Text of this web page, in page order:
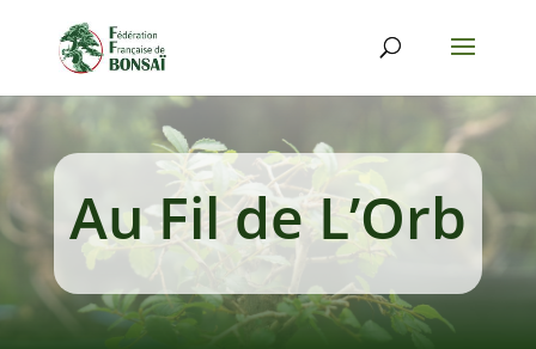
Au Fil de L’Orb